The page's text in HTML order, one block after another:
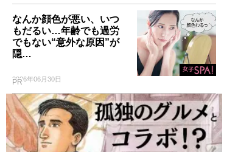
なんか顔色が悪い、いつ
もだるい…年齢でも過労
でもない“意外な原因”が
隠…
2026年06月30日
PR